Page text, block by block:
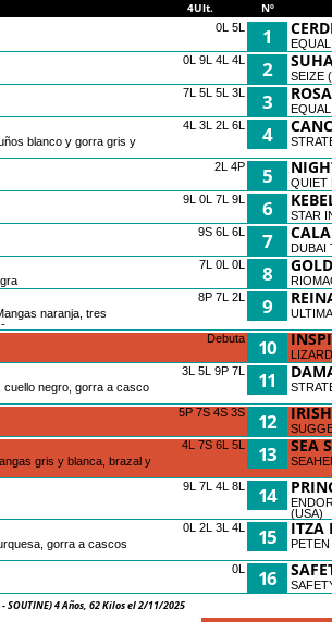
4Ult. Nº
0L 5L 1
0L 9L 4L 4L 2 SEIZE
7L 5L 5L 3L 3
blanco y gorra gris y
4L 3L 2L 6L 4
2L 4P 5 QUIET
9L 0L 7L 9L 6 STAR
9S 6L 6L 7 DUBAI
7L 0L 0L 8
naranja, tres
8P 7L 2L 9
Debuta 10
negro, gorra a casco
3L 5L 9P 7L 11
5P 7S 4S 3S 12
gris y blanca, brazal y
4L 7S 6L 5L 13 SEA
9L 7L 4L 8L 14
(USA)
gorra a cascos
0L 2L 3L 4L 15 ITZA
0L 16
SOUTINE) 4 Años, 62 Kilos el 2/11/2025